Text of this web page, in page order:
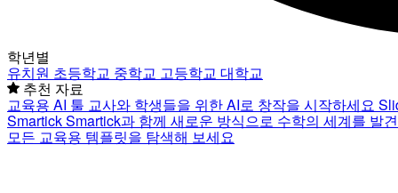
학년별
유치원 초등학교 중학교 고등학교 대학교
추천 자료
교육용 AI 툴 교사와 학생들을 위한 AI로 창작을 시작하세요
SmartickSmartick과 함께 새로운 방식으로 수학의 세계를 발
모든 교육용 템플릿을 탐색해 보세요